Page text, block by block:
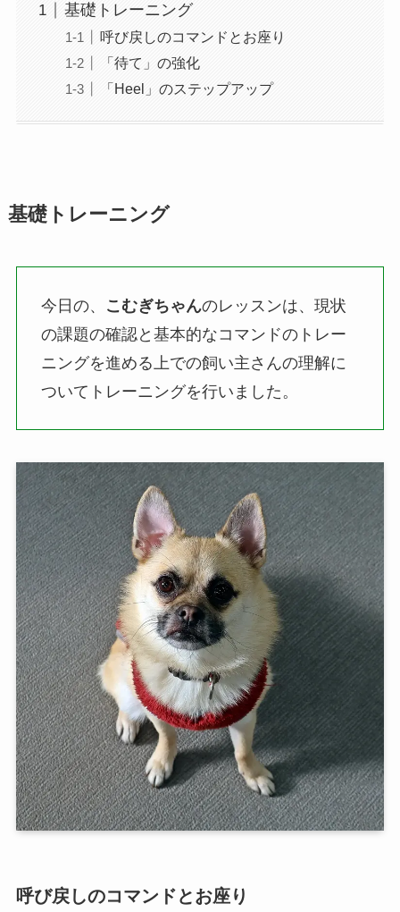
基礎トレーニング
呼び戻しのコマンドとお座り
「待て」の強化
「Heel」のステップアップ
基礎トレーニング
今日の、 こむぎちゃんのレッスンは、現状
の課題の確認と基本的なコマンドのトレー
ニングを進める上での飼い主さんの理解に
ついてトレーニングを行いました。
呼び戻しのコマンドとお座り